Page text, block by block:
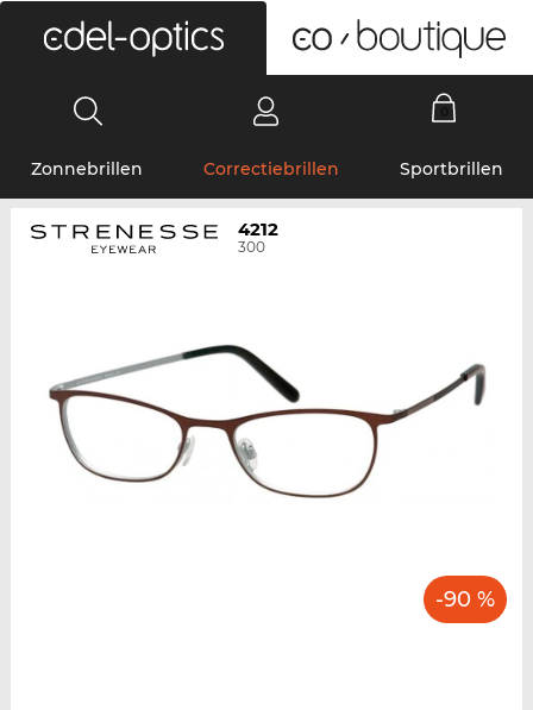
Zonnebrillen Correctiebrillen Sportbrillen
4212
300
-90 %